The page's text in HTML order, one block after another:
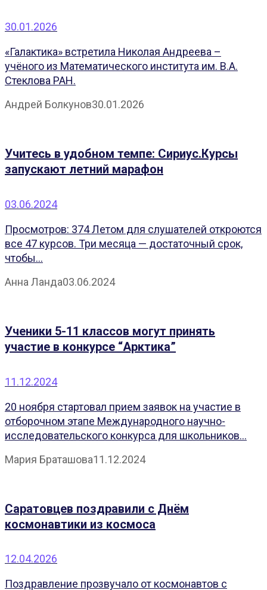
30.01.2026
«Галактика» встретила Николая Андреева –
учёного из Математического института им. В.А.
Стеклова РАН.
Андрей Болкунов30.01.2026
Учитесь в удобном темпе: Сириус.Курсы
запускают летний марафон
03.06.2024
Просмотров: 374 Летом для слушателей откроются
все 47 курсов. Три месяца — достаточный срок,
чтобы...
Анна Ланда03.06.2024
Ученики 5-11 классов могут принять
участие в конкурсе “Арктика”
11.12.2024
20 ноября стартовал прием заявок на участие в
отборочном этапе Международного научно-
исследовательского конкурса для школьников...
Мария Браташова11.12.2024
Саратовцев поздравили с Днём
космонавтики из космоса
12.04.2026
Поздравление прозвучало от космонавтов с